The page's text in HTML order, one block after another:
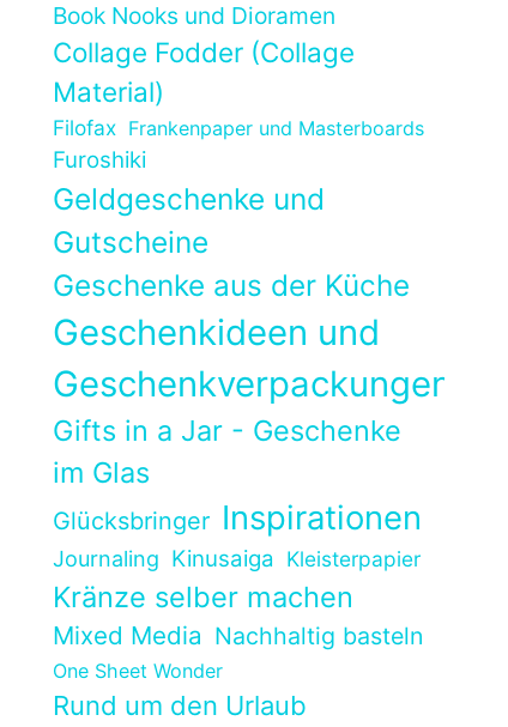
Book Nooks und Dioramen
Collage Fodder (Collage
Material)
Filofax Frankenpaper und Masterboards
Furoshiki
Geldgeschenke und
Gutscheine
Geschenke aus der Küche
Geschenkideen und
Geschenkverpackungen
Gifts in a Jar - Geschenke
im Glas
Glücksbringer Inspirationen
Journaling Kinusaiga Kleisterpapier
Kränze selber machen
Mixed Media Nachhaltig basteln
One Sheet Wonder
Rund um den Urlaub